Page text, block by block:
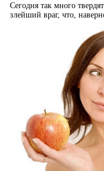
Сегодня так много
злейший враг, что,